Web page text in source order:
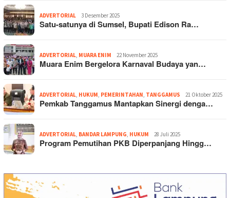
ADVERTORIAL 3 Desember 2025
Satu-satunya di Sumsel, Bupati Edison Ra…
ADVERTORIAL MUARA ENIM 22 November 2025
Muara Enim Bergelora Karnaval Budaya yan…
ADVERTORIAL HUKUM PEMERINTAHAN TANGGAMUS 21 Oktober 2025
Pemkab Tanggamus Mantapkan Sinergi denga…
ADVERTORIAL BANDAR LAMPUNG HUKUM 28 Juli 2025
Program Pemutihan PKB Diperpanjang Hingg…